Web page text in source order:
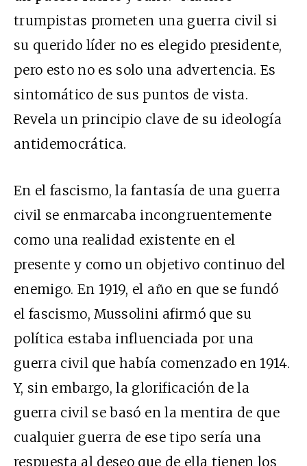
trumpistas prometen una guerra civil si
su querido líder no es elegido presidente,
pero esto no es solo una advertencia. Es
sintomático de sus puntos de vista.
Revela un principio clave de su ideología
antidemocrática.
En el fascismo, la fantasía de una guerra
civil se enmarcaba incongruentemente
como una realidad existente en el
presente y como un objetivo continuo del
enemigo. En 1919, el año en que se fundó
el fascismo, Mussolini afirmó que su
política estaba influenciada por una
guerra civil que había comenzado en 1914.
Y, sin embargo, la glorificación de la
guerra civil se basó en la mentira de que
cualquier guerra de ese tipo sería una
respuesta al deseo que de ella tienen los